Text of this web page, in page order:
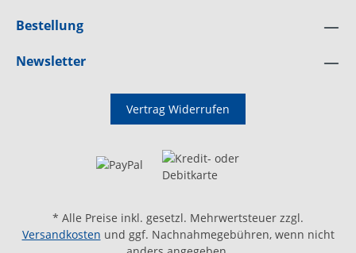
Bestellung
Newsletter
Vertrag Widerrufen
* Alle Preise inkl. gesetzl. Mehrwertsteuer zzgl.
Versandkosten und ggf. Nachnahmegebühren, wenn nicht